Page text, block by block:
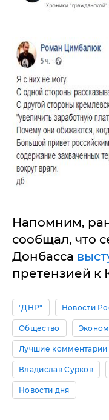
Напомним,
сообщал, что
Донбасса
претензией к
"ДНР" Новости
Общество
Лучшие комментарии
Владислав Сурков
Новости дня